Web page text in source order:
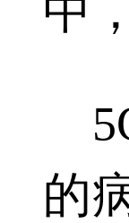
中
的